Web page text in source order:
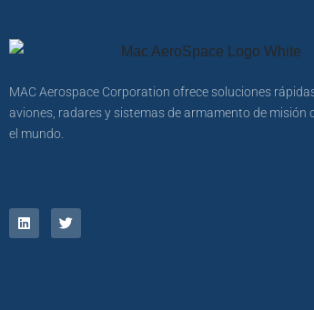
MAC Aerospace Corporation ofrece soluciones
aviones, radares y sistemas de armamento de misión
el mundo.